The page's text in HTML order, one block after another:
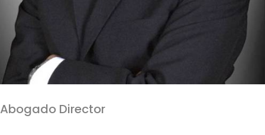
Abogado Director